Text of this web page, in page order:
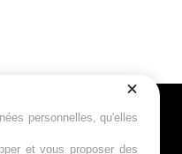
personnelles, qu'elles
et vous proposer des